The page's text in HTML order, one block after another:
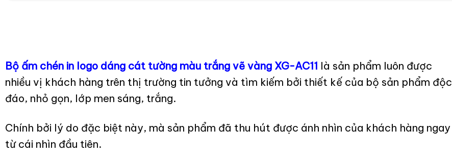
Bộ ấm chén in logo dáng cát tường màu trắng vẽ vàng XG-AC11 là sản phẩm luôn được
nhiều vị khách hàng trên thị trường tin tưởng và tìm kiếm bởi thiết kế của bộ sản phẩm độc
đáo, nhỏ gọn, lớp men sáng, trắng.
Chính bởi lý do đặc biệt này, mà sản phẩm đã thu hút được ánh nhìn của khách hàng ngay
từ cái nhìn đầu tiên.